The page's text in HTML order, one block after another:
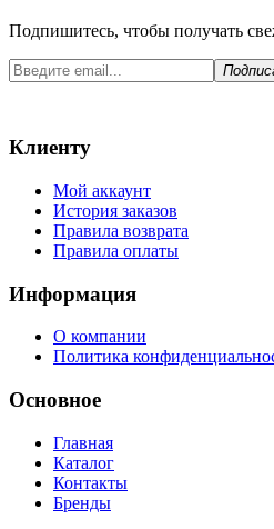
Подпишитесь, чтобы получать
Клиенту
Мой аккаунт
История заказов
Правила возврата
Правила оплаты
Информация
О компании
Политика
Основное
Главная
Каталог
Контакты
Бренды